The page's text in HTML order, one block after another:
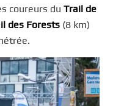
coureurs duTrail de
des Forests (8 km)